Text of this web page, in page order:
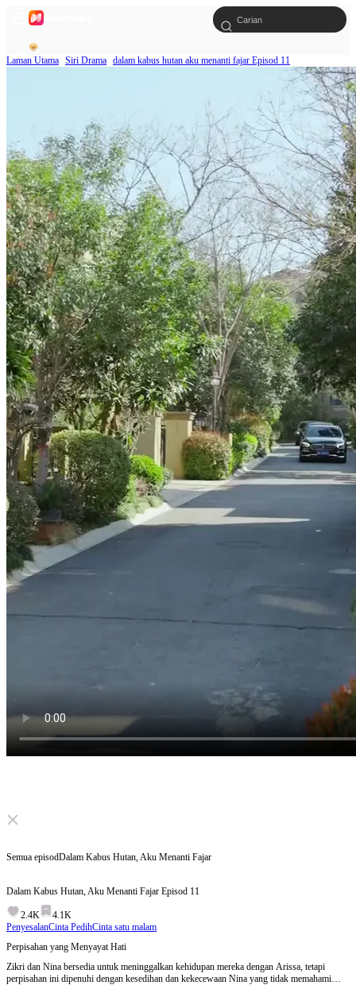
Laman Utama Siri Drama dalam kabus hutan aku menanti fajar Episod 11
Click to unmute
Semua episodDalam Kabus Hutan, Aku Menanti Fajar
Dalam Kabus Hutan, Aku Menanti Fajar Episod 11
2.4K
4.1K
PenyesalanCinta PedihCinta satu malam
Perpisahan yang Menyayat Hati
Zikri dan Nina bersedia untuk meninggalkan kehidupan mereka dengan Arissa, tetapi
perpisahan ini dipenuhi dengan kesedihan dan kekecewaan Nina yang tidak memahami